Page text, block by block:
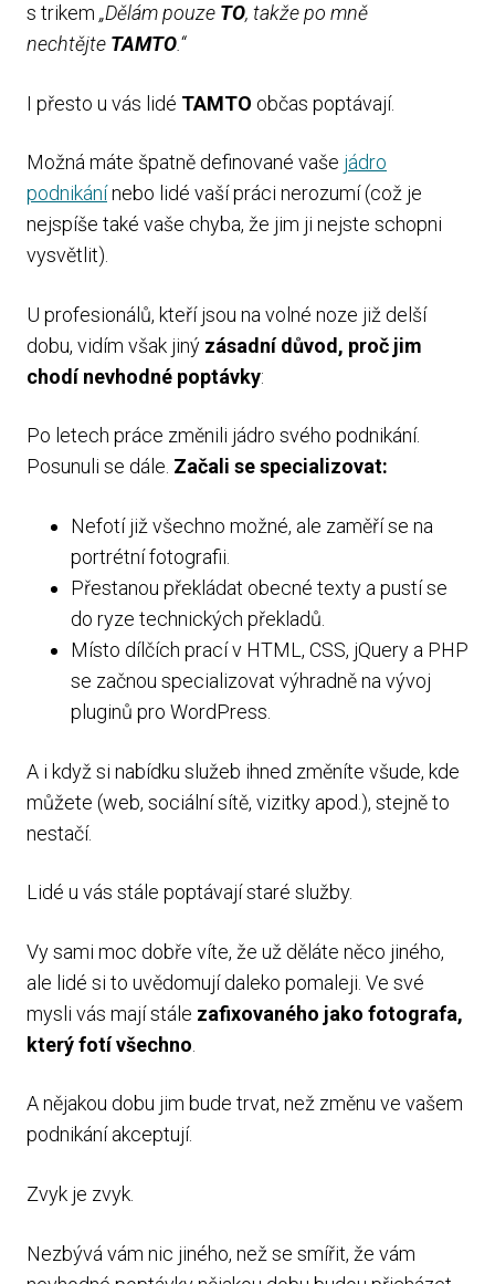
s trikem „Dělám pouze TO, takže po mně
nechtějte TAMTO.“
I přesto u vás lidé TAMTO občas poptávají.
Možná máte špatně definované vaše jádro
podnikánínebo lidé vaší práci nerozumí (což je
nejspíše také vaše chyba, že jim ji nejste schopni
vysvětlit).
U profesionálů, kteří jsou na volné noze již delší
dobu, vidím však jiný zásadní důvod, proč jim
chodí nevhodné poptávky:
Po letech práce změnili jádro svého podnikání.
Posunuli se dále. Začali se specializovat:
Nefotí již všechno možné, ale zaměří se na
portrétní fotografii.
Přestanou překládat obecné texty a pustí se
do ryze technických překladů.
Místo dílčích prací v HTML, CSS, jQuery a PHP
se začnou specializovat výhradně na vývoj
pluginů pro WordPress.
A i když si nabídku služeb ihned změníte všude, kde
můžete (web, sociální sítě, vizitky apod.), stejně to
nestačí.
Lidé u vás stále poptávají staré služby.
Vy sami moc dobře víte, že už děláte něco jiného,
ale lidé si to uvědomují daleko pomaleji. Ve své
mysli vás mají stále zafixovaného jako fotografa,
který fotí všechno
A nějakou dobu jim bude trvat, než změnu ve vašem
podnikání akceptují.
Zvyk je zvyk.
Nezbývá vám nic jiného, než se smířit, že vám